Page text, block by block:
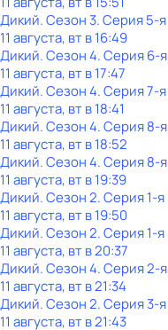
Дикий. Сезон 3. Серия 5-я
11 августа, вт в 16:49
Дикий. Сезон 4. Серия 6-я
11 августа, вт в 17:47
Дикий. Сезон 4. Серия 7-я
11 августа, вт в 18:41
Дикий. Сезон 4. Серия 8-я
11 августа, вт в 18:52
Дикий. Сезон 4. Серия 8-я
11 августа, вт в 19:39
Дикий. Сезон 2. Серия 1-я
11 августа, вт в 19:50
Дикий. Сезон 2. Серия 1-я
11 августа, вт в 20:37
Дикий. Сезон 4. Серия 2-я
11 августа, вт в 21:34
Дикий. Сезон 2. Серия 3-я
11 августа, вт в 21:43